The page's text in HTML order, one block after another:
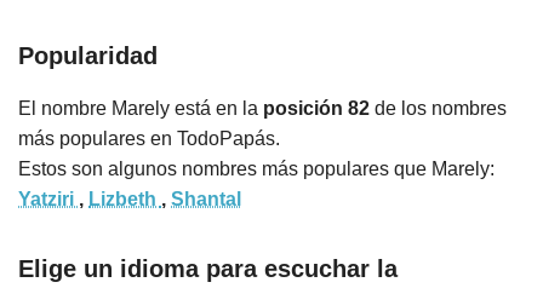
Popularidad
El nombre Marely está en la posición 82 de los nombres
más populares en TodoPapás.
Estos son algunos nombres más populares que Marely:
Yatziri , Lizbeth , Shantal
Elige un idioma para escuchar la